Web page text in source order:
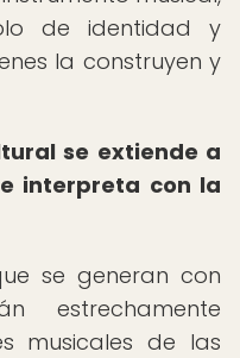
de identidad y
la construyen y
se extiende a
interpreta con la
se generan con
estrechamente
musicales de las